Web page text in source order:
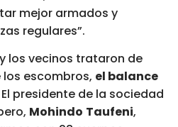
mejor armados y
regulares”.
los vecinos trataron de
escombros, el balance
El presidente de la sociedad
Mohindo Taufeni,